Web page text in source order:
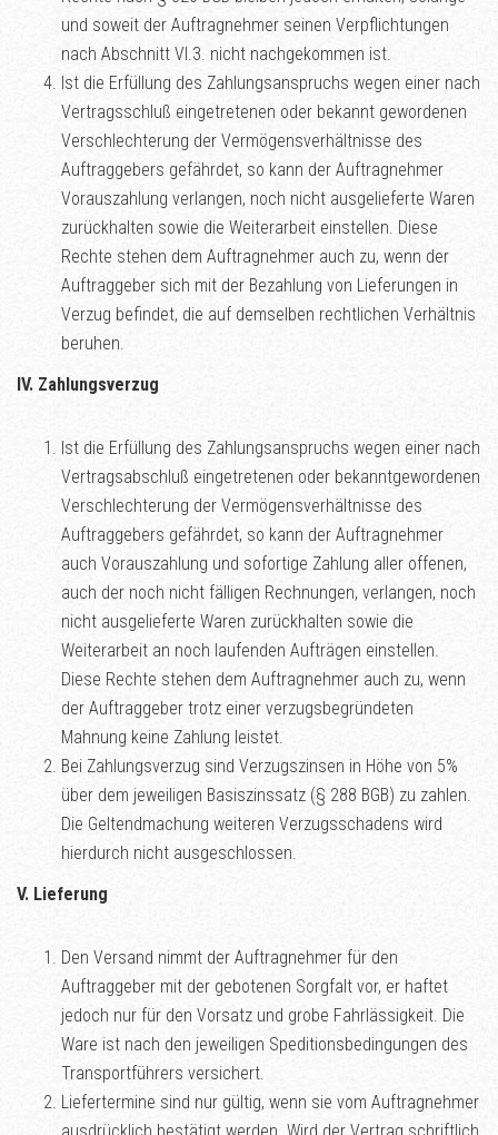
und soweit der Auftragnehmer seinen Verpflichtungen
nach Abschnitt VI.3. nicht nachgekommen ist.
Ist die Erfüllung des Zahlungsanspruchs wegen einer nach
Vertragsschluß eingetretenen oder bekannt gewordenen
Verschlechterung der Vermögensverhältnisse des
Auftraggebers gefährdet, so kann der Auftragnehmer
Vorauszahlung verlangen, noch nicht ausgelieferte Waren
zurückhalten sowie die Weiterarbeit einstellen. Diese
Rechte stehen dem Auftragnehmer auch zu, wenn der
Auftraggeber sich mit der Bezahlung von Lieferungen in
Verzug befindet, die auf demselben rechtlichen Verhältnis
beruhen.
IV. Zahlungsverzug
Ist die Erfüllung des Zahlungsanspruchs wegen einer nach
Vertragsabschluß eingetretenen oder bekanntgewordenen
Verschlechterung der Vermögensverhältnisse des
Auftraggebers gefährdet, so kann der Auftragnehmer
auch Vorauszahlung und sofortige Zahlung aller offenen,
auch der noch nicht fälligen Rechnungen, verlangen, noch
nicht ausgelieferte Waren zurückhalten sowie die
Weiterarbeit an noch laufenden Aufträgen einstellen.
Diese Rechte stehen dem Auftragnehmer auch zu, wenn
der Auftraggeber trotz einer verzugsbegründeten
Mahnung keine Zahlung leistet.
Bei Zahlungsverzug sind Verzugszinsen in Höhe von 5%
über dem jeweiligen Basiszinssatz (§ 288 BGB) zu zahlen.
Die Geltendmachung weiteren Verzugsschadens wird
hierdurch nicht ausgeschlossen.
V. Lieferung
Den Versand nimmt der Auftragnehmer für den
Auftraggeber mit der gebotenen Sorgfalt vor, er haftet
jedoch nur für den Vorsatz und grobe Fahrlässigkeit. Die
Ware ist nach den jeweiligen Speditionsbedingungen des
Transportführers versichert.
Liefertermine sind nur gültig, wenn sie vom Auftragnehmer